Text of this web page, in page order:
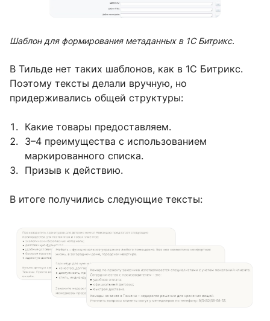
Шаблон для формирования метаданных в 1С Битрикс.
В Тильде нет таких шаблонов, как в 1С Битрикс.
Поэтому тексты делали вручную, но
придерживались общей структуры:
Какие товары предоставляем.
3–4 преимущества с использованием
маркированного списка.
Призыв к действию.
В итоге получились следующие тексты: